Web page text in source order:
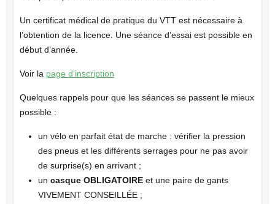
Un certificat médical de pratique du VTT est nécessaire à
l’obtention de la licence. Une séance d’essai est possible en
début d’année.
Voir la page d’inscription
Quelques rappels pour que les séances se passent le mieux
possible :
un vélo en parfait état de marche : vérifier la pression
des pneus et les différents serrages pour ne pas avoir
de surprise(s) en arrivant ;
un casque OBLIGATOIREet une paire de gants
VIVEMENT CONSEILLÉE ;